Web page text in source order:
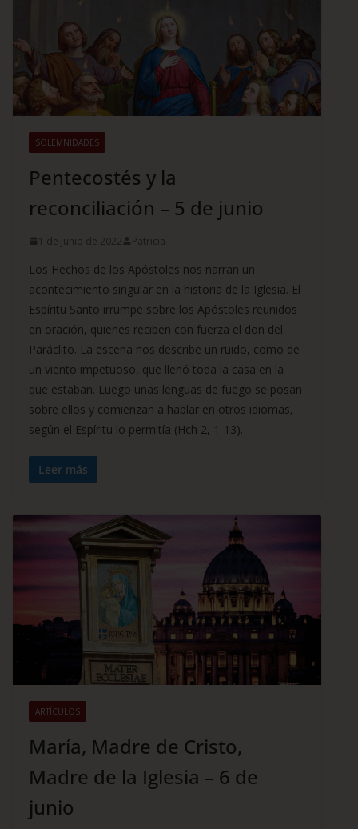
SOLEMNIDADES
Pentecostés y la
reconciliación – 5 de junio
1 de junio de 2022 Patricia
Los Hechos de los Apóstoles nos narran un
acontecimiento singular en la historia de la Iglesia. El
Espíritu Santo irrumpe sobre los Apóstoles reunidos
en oración, quienes reciben con fuerza el don del
Paráclito. La escena nos describe un ruido, como de
un viento impetuoso, que llenó toda la casa en la
que estaban. Luego unas lenguas de fuego se posan
sobre ellos y comienzan a hablar en otros idiomas,
según el Espíritu lo permitía (Hch 2, 1-13).
Leer más
ARTÍCULOS
María, Madre de Cristo,
Madre de la Iglesia – 6 de
junio